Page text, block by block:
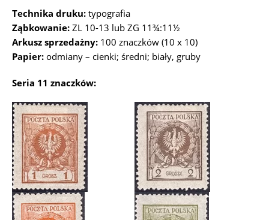
Technika druku: typografia
Ząbkowanie: ZL 10-13 lub ZG 11¾:11½
Arkusz sprzedażny: 100 znaczków (10 x 10)
Papier: odmiany – cienki; średni; biały, gruby
Seria 11 znaczków: